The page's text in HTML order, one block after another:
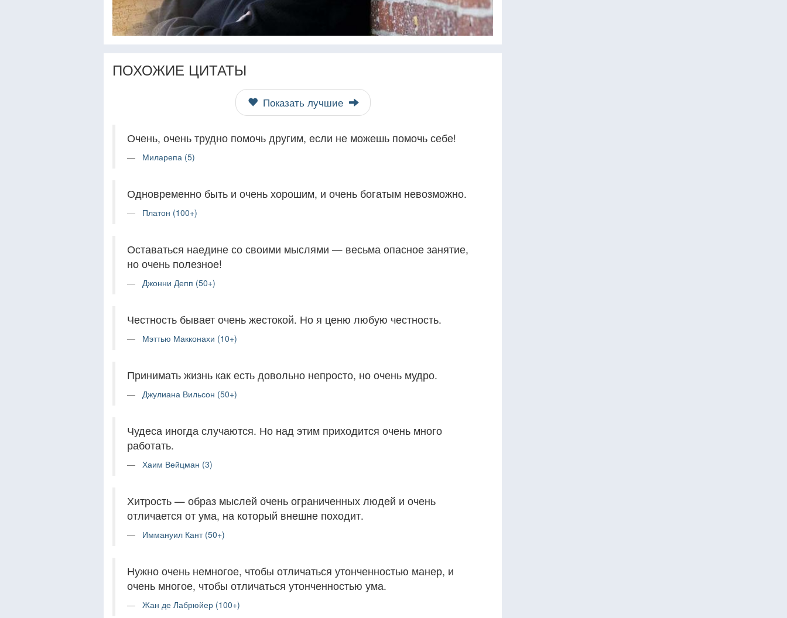
ПОХОЖИЕ ЦИТАТЫ
Показать лучшие
Очень, очень трудно помочь другим, если не можешь помочь себе!
Миларепа (5)
Одновременно быть и очень хорошим, и очень богатым невозможно.
Платон (100+)
Оставаться наедине со своими мыслями — весьма опасное занятие,
но очень полезное!
Джонни Депп (50+)
Честность бывает очень жестокой. Но я ценю любую честность.
Мэттью Макконахи (10+)
Принимать жизнь как есть довольно непросто, но очень мудро.
Джулиана Вильсон (50+)
Чудеса иногда случаются. Но над этим приходится очень много
работать.
Хаим Вейцман (3)
Хитрость — образ мыслей очень ограниченных людей и очень
отличается от ума, на который внешне походит.
Иммануил Кант (50+)
Нужно очень немногое, чтобы отличаться утонченностью манер, и
очень многое, чтобы отличаться утонченностью ума.
Жан де Лабрюйер (100+)